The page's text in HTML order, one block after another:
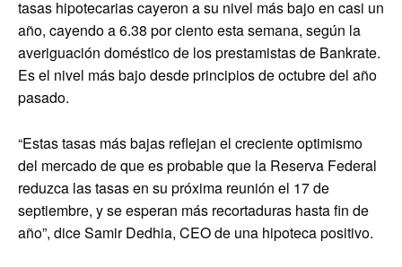
tasas hipotecarias cayeron a su nivel más bajo en casi un
año, cayendo a 6.38 por ciento esta semana, según la
averiguación doméstico de los prestamistas de Bankrate.
Es el nivel más bajo desde principios de octubre del año
pasado.
“Estas tasas más bajas reflejan el creciente optimismo
del mercado de que es probable que la Reserva Federal
reduzca las tasas en su próxima reunión el 17 de
septiembre, y se esperan más recortaduras hasta fin de
año”, dice Samir Dedhia, CEO de una hipoteca positivo.